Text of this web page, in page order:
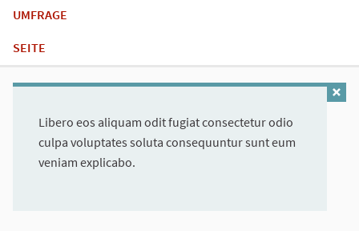
UMFRAGE
SEITE
Libero eos aliquam odit fugiat consectetur odio
culpa voluptates soluta consequuntur sunt eum
veniam explicabo.